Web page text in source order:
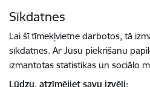
Sīkdatnes
Lai šī tīmekļvietne darbotos, tā
sīkdatnes. Ar Jūsu piekrišanu
izmantotas statistikas un sociālo
Lūdzu, atzīmējiet savu izvēli: